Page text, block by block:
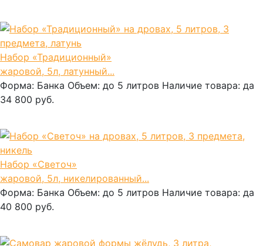
Набор «Традиционный»
жаровой, 5л, латунный...
Форма: Банка Объем: до 5 литров Наличие товара: да
34 800 руб.
Набор «Светоч»
жаровой, 5л, никелированный...
Форма: Банка Объем: до 5 литров Наличие товара: да
40 800 руб.